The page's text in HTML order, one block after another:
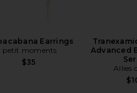
Earrings
petit moments
$35
Advanced
Allies